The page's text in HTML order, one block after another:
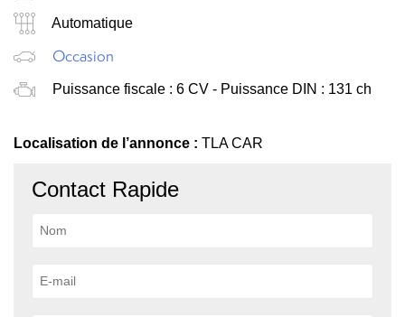
Automatique
Occasion
Puissance fiscale : 6 CV - Puissance DIN : 131 ch
Localisation de l’annonce : TLA CAR
Contact Rapide